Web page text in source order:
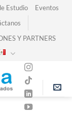
Estudio
Eventos
Y PARTNERS